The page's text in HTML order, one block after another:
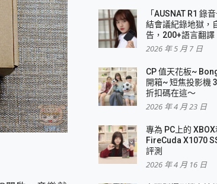
曲面電競螢幕，多工辦公、爽度滿滿的終極桌面
宣告驗證的手機配件品牌
海報徵稿活動」好康大放送
薄型磁吸無線急速行動電源 開箱 評測
置 開箱 評測
！支援 iOS/Android！
求？
月免費送你 300分鐘轉寫
場，趕快來AGI亞奇雷挑戰任務抽 PS5！
吸無線急速行動電源 開箱 評測
！帶給您優異的安全性與強大供電效能
型」 4K IPS 輕薄商用智慧聯網螢幕 開箱 評測
「AUSNAT R1 錄
結會議紀錄地獄，
告，200+語言翻譯
2026 年 5 月 7 日
CP 值天花板~
開箱~ 短焦投影機
折扣碼在這～
2026 年 4 月 23 日
專為 PC上的
FireCuda X1070
評測
2026 年 4 月 16 日